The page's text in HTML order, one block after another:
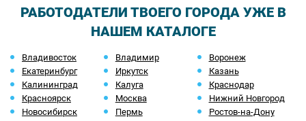
РАБОТОДАТЕЛИ ТВОЕГО ГОРОДА УЖЕ В
НАШЕМ КАТАЛОГЕ
Владивосток Владимир
Воронеж
Екатеринбург
Иркутск
Казань
Калининград
Калуга
Краснодар
Красноярск
Москва
Нижний Новгород
Новосибирск
Пермь
Ростов-на-Дону